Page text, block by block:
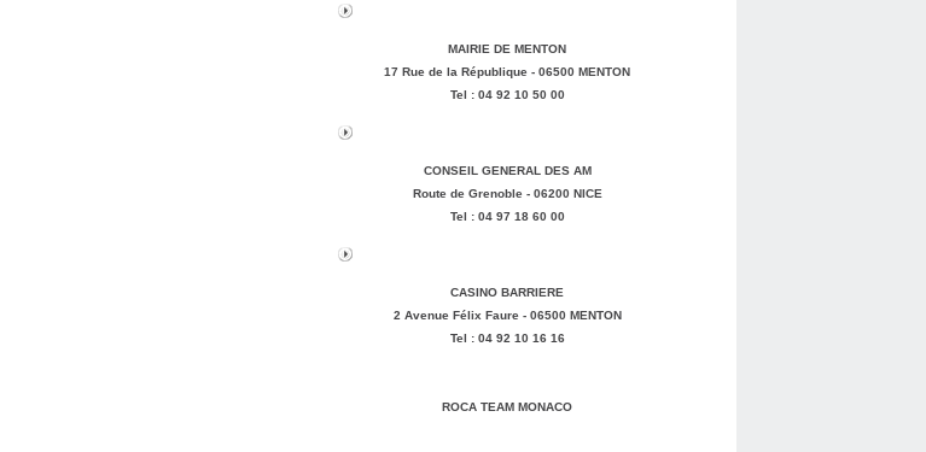
MAIRIE DE MENTON
17 Rue de la République - 06500 MENTON
Tel : 04 92 10 50 00
CONSEIL GENERAL DES AM
Route de Grenoble - 06200 NICE
Tel : 04 97 18 60 00
CASINO BARRIERE
2 Avenue Félix Faure - 06500 MENTON
Tel : 04 92 10 16 16
ROCA TEAM MONACO